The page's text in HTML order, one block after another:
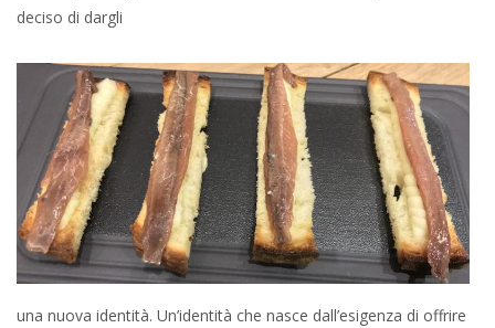
deciso di dargli
una nuova identità. Un’identità che nasce dall’esigenza di offrire